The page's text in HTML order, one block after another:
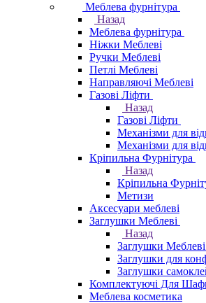
Меблева фурнітура
Назад
Меблева фурнітура
Ніжки Меблеві
Ручки Меблеві
Петлі Меблеві
Направляючі Меблеві
Газові Ліфти
Назад
Газові Ліфти
Механізми для
Механізми для
Кріпильна Фурнітура
Назад
Кріпильна
Метизи
Аксесуари меблеві
Заглушки Меблеві
Назад
Заглушки Меблеві
Заглушки для
Заглушки
Комплектуючі Для
Меблева косметика